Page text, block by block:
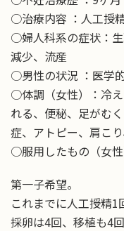
○治療内容 ：人工授
○婦人科系の症状：
減少、流産
○男性の状況 ：医学
○体調（女性）：冷
れる、便秘、足がむ
症、アトピー、肩こ
○服用したもの（女
第一子希望。
これまでに人工授精1
採卵は4回、移植も4